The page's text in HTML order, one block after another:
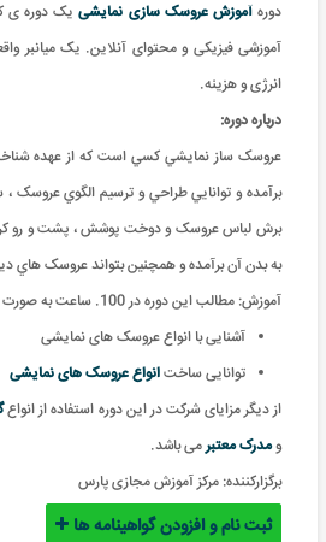
دورهآموزش عروسک سازی نمایشی یک دوره ی
آموزشی فیزیکی و محتوای آنلاین. یک میانبر
انرژی و هزینه.
درباره دوره:
عروسک ساز نمايشي کسي است که از عهده
برآمده و توانايي طراحي و ترسيم الگوي عروسک
برش لباس عروسک و دوخت پوشش ، پشت و رو
به بدن آن برآمده و همچنين بتواند عروسک هاي
آموزش: مطالب این دوره در 100. ساعت به صورت بسته آموزشی ارائه می گردد
آشنایی با انواع عروسک های نمایشی
توانایی ساختانواع عروسک های نمایشی
از دیگر مزایای شرکت در این دوره استفاده از انواع
ومدرک معتبرمی باشد.
برگزارکننده: مرکز آموزش مجازی پارس
ثبت نام و افزودن گواهینامه ها